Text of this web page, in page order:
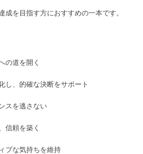
成を目指す方におすすめの一本です。
の道を開く
し、的確な決断をサポート
スを逃さない
信頼を築く
ブな気持ちを維持